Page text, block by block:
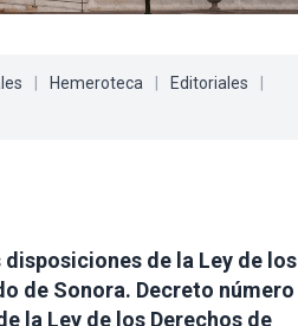
Hemeroteca Editoriales
de la Ley de los
de Sonora. Decreto número
la Ley de los Derechos de